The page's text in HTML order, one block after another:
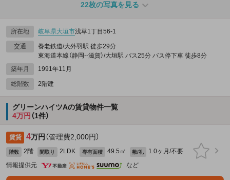
22枚の写真を見る
所在地 岐阜県大垣市浅草1丁目56‐1
交通
養老鉄道/大外羽駅 徒歩29分
東海道本線（静岡--滋賀）/大垣駅 バス25分 バス停下車 徒歩8分
築年月
1991年11月
総階数 2階建
グリーンハイツAの賃貸物件一覧
4万円 （1件）
賃貸 4万円 （管理費2,000円）
階数 2階 間取り 2LDK 専有面積 49.5㎡ 敷/礼
1.0ヶ月/不要
情報提供元
など